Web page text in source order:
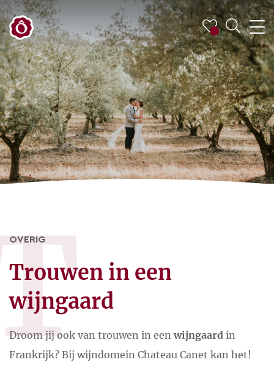
OVERIG
Trouwen in een
wijngaard
Droom jij ook van trouwen in eenwijngaard in
Frankrijk? Bij wijndomein Chateau Canet kan het!